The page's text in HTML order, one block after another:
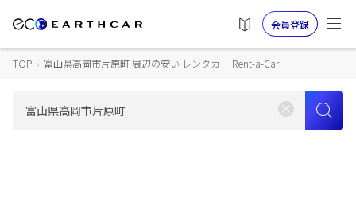
会員登録
TOP › 富山県高岡市片原町 周辺の安い レンタカー Rent-a-Car